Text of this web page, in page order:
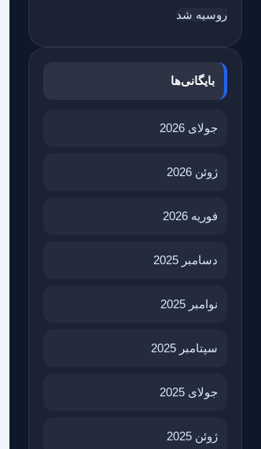
روسیه شد
بایگانی‌ها
جولای 2026
ژوئن 2026
فوریه 2026
دسامبر 2025
نوامبر 2025
سپتامبر 2025
جولای 2025
ژوئن 2025